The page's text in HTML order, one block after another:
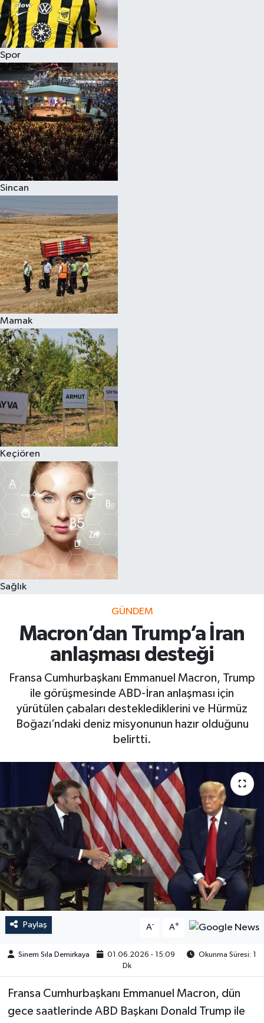
Spor
Sincan
Mamak
Keçiören
Sağlık
GÜNDEM
Macron’dan Trump’a İran
anlaşması desteği
Fransa Cumhurbaşkanı Emmanuel Macron, Trump
ile görüşmesinde ABD-İran anlaşması için
yürütülen çabaları desteklediklerini ve Hürmüz
Boğazı’ndaki deniz misyonunun hazır olduğunu
belirtti.
Paylaş A- A+
Sinem Sıla Demirkaya 01.06.2026 - 15:09
Okunma Süresi: 1
Dk
Fransa Cumhurbaşkanı Emmanuel Macron, dün
gece saatlerinde ABD Başkanı Donald Trump ile